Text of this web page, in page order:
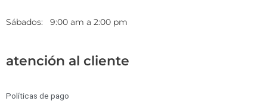
Sábados: 9:00 am a 2:00 pm
atención al cliente
Políticas de pago